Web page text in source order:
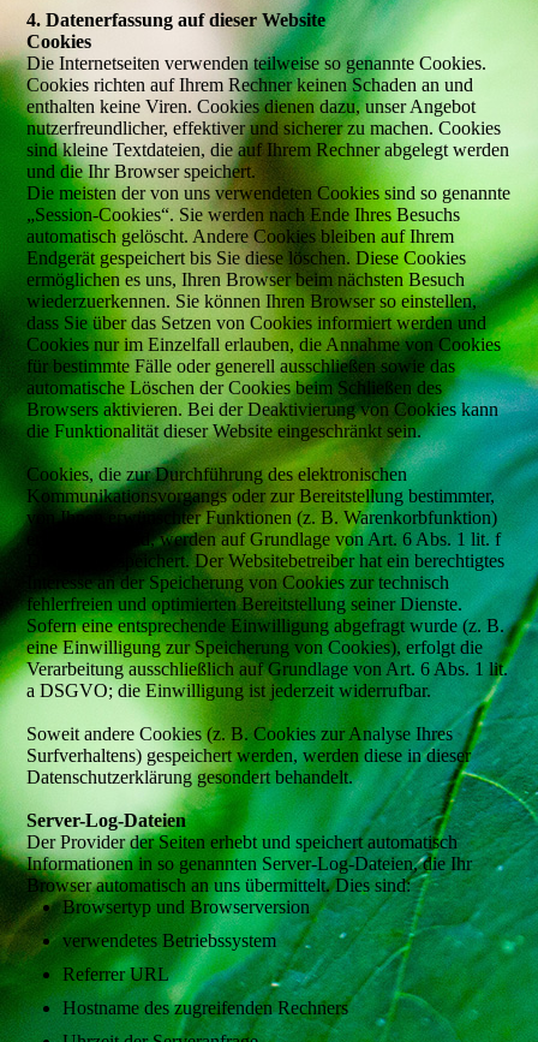
4. Datenerfassung auf dieser Website
Cookies
Die Internetseiten verwenden teilweise so genannte Cookies.
Cookies richten auf Ihrem Rechner keinen Schaden an und
enthalten keine Viren. Cookies dienen dazu, unser Angebot
nutzerfreundlicher, effektiver und sicherer zu machen. Cookies
sind kleine Textdateien, die auf Ihrem Rechner abgelegt werden
und die Ihr Browser speichert.
Die meisten der von uns verwendeten Cookies sind so genannte
„Session-Cookies“. Sie werden nach Ende Ihres Besuchs
automatisch gelöscht. Andere Cookies bleiben auf Ihrem
Endgerät gespeichert bis Sie diese löschen. Diese Cookies
ermöglichen es uns, Ihren Browser beim nächsten Besuch
wiederzuerkennen. Sie können Ihren Browser so einstellen,
dass Sie über das Setzen von Cookies informiert werden und
Cookies nur im Einzelfall erlauben, die Annahme von Cookies
für bestimmte Fälle oder generell ausschließen sowie das
automatische Löschen der Cookies beim Schließen des
Browsers aktivieren. Bei der Deaktivierung von Cookies kann
die Funktionalität dieser Website eingeschränkt sein.
Cookies, die zur Durchführung des elektronischen
Kommunikationsvorgangs oder zur Bereitstellung bestimmter,
von Ihnen erwünschter Funktionen (z. B. Warenkorbfunktion)
erforderlich sind, werden auf Grundlage von Art. 6 Abs. 1 lit. f
DSGVO gespeichert. Der Websitebetreiber hat ein berechtigtes
Interesse an der Speicherung von Cookies zur technisch
fehlerfreien und optimierten Bereitstellung seiner Dienste.
Sofern eine entsprechende Einwilligung abgefragt wurde (z. B.
eine Einwilligung zur Speicherung von Cookies), erfolgt die
Verarbeitung ausschließlich auf Grundlage von Art. 6 Abs. 1 lit.
a DSGVO; die Einwilligung ist jederzeit widerrufbar.
Soweit andere Cookies (z. B. Cookies zur Analyse Ihres
Surfverhaltens) gespeichert werden, werden diese in dieser
Datenschutzerklärung gesondert behandelt.
Server-Log-Dateien
Der Provider der Seiten erhebt und speichert automatisch
Informationen in so genannten Server-Log-Dateien, die Ihr
Browser automatisch an uns übermittelt. Dies sind:
Browsertyp und Browserversion
verwendetes Betriebssystem
Referrer URL
Hostname des zugreifenden Rechners